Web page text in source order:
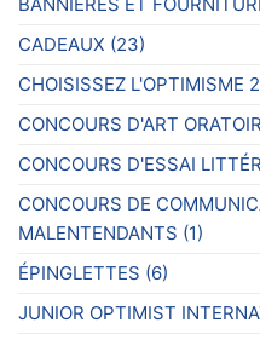
CADEAUX (23)
CHOISISSEZ L'OPTIMISME
CONCOURS D'ART
CONCOURS D'ESSAI
CONCOURS DE
MALENTENDANTS (1)
ÉPINGLETTES (6)
JUNIOR OPTIMIST